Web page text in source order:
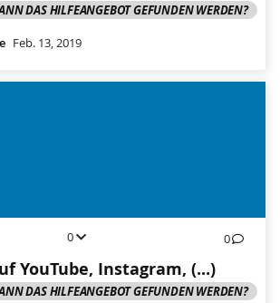
DAS HILFEANGEBOT GEFUNDEN WERDEN?
Feb. 13, 2019
0 0
YouTube, Instagram, (...)
DAS HILFEANGEBOT GEFUNDEN WERDEN?